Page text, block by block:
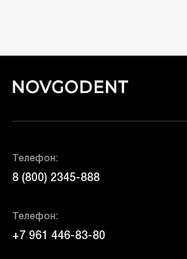
Телефон:
8 (800) 2345-888
Телефон:
+7 961 446-83-80